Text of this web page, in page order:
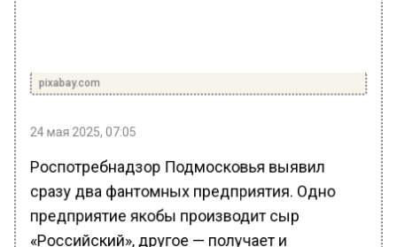
pixabay.com
24 мая 2025, 07:05
Роспотребнадзор Подмосковья выявил
сразу два фантомных предприятия. Одно
предприятие якобы производит сыр
«Российский», другое — получает и